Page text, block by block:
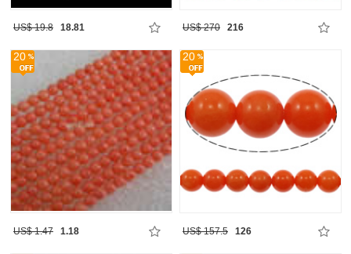
US$ 19.8 18.81 US$ 270 216
20
US$ 1.47 1.18
20
US$ 157.5 126